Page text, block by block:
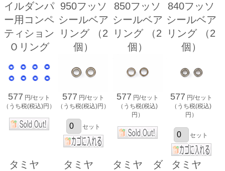
イルダンパ
ー用コンペ
ティション
Ｏリング
577 円/セット
（うち税(税込)円）
950フッソ
シールベア
リング （2
個）
577 円/セット
（うち税(税込)円）
セット
850フッソ
シールベア
リング （2
個）
577 円/セット
（うち税(税込)
円）
840フッソ
シールベア
リング （2
個）
577 円/セット
（うち税(税込)
円）
セット
タミヤ
タミヤ
タミヤ ダ
タミヤ